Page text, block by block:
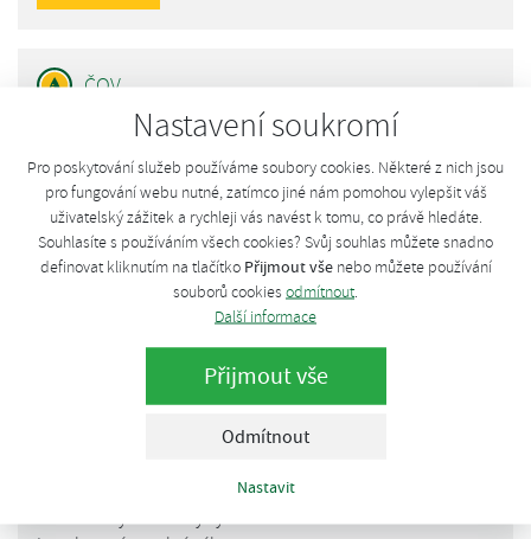
Nastavení soukromí
Pro poskytování služeb používáme soubory cookies. Některé z nich jsou
pro fungování webu nutné, zatímco jiné nám pomohou vylepšit váš
uživatelský zážitek a rychleji vás navést k tomu, co právě hledáte.
Souhlasíte s používáním všech cookies? Svůj souhlas můžete snadno
definovat kliknutím na tlačítko Přijmout všenebo můžete používání
souborů cookies odmítnout
Další informace
Přijmout vše
Odmítnout
Nastavit
ČOV Moravské Budějovice
676 02 Moravské Budějovice, okres Moravské Budějovice
1995
ČOV Bystřice nad Pernštejnem